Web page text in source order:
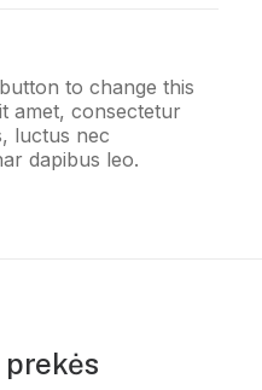
to change this
amet, consectetur
luctus nec
dapibus leo.
prekės